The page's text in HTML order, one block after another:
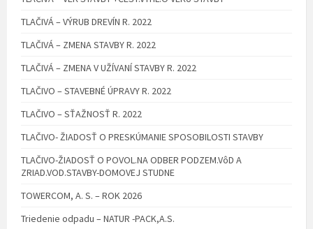
TLAČIVÁ – VÝRUB DREVÍN R. 2022
TLAČIVÁ – ZMENA STAVBY R. 2022
TLAČIVÁ – ZMENA V UŽÍVANÍ STAVBY R. 2022
TLAČIVO – STAVEBNÉ ÚPRAVY R. 2022
TLAČIVO – SŤAŽNOSŤ R. 2022
TLAČIVO- ŽIADOSŤ O PRESKÚMANIE SPOSOBILOSTI STAVBY
TLAČIVO-ŽIADOSŤ O POVOL.NA ODBER PODZEM.VôD A
ZRIAD.VOD.STAVBY-DOMOVEJ STUDNE
TOWERCOM, A. S. – ROK 2026
Triedenie odpadu – NATUR -PACK,A.S.